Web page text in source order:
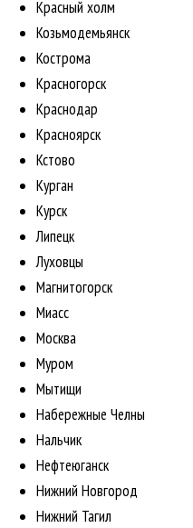
Красный холм
Козьмодемьянск
Кострома
Красногорск
Краснодар
Красноярск
Кстово
Курган
Курск
Липецк
Луховцы
Магнитогорск
Миасс
Москва
Муром
Мытищи
Набережные Челны
Нальчик
Нефтеюганск
Нижний Новгород
Нижний Тагил